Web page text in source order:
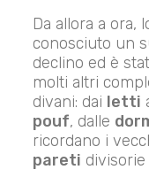
Da allora a ora,
conosciuto un
declino ed è
molti altri
divani: dai letti
pouf, dalle
ricordano i
pareti